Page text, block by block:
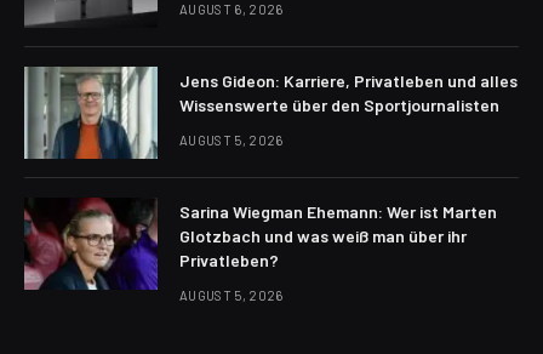
AUGUST 6, 2026
Jens Gideon: Karriere, Privatleben und alles
Wissenswerte über den Sportjournalisten
AUGUST 5, 2026
Sarina Wiegman Ehemann: Wer ist Marten
Glotzbach und was weiß man über ihr
Privatleben?
AUGUST 5, 2026